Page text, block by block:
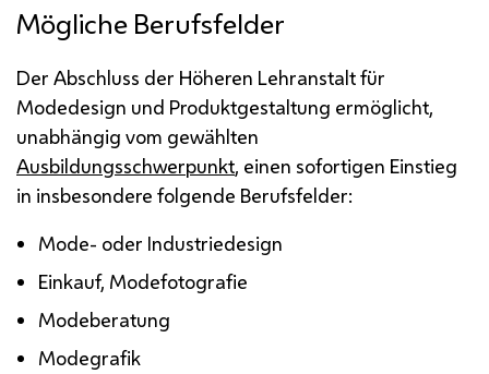
Mögliche Berufsfelder
Der Abschluss der Höheren Lehranstalt für
Modedesign und Produktgestaltung ermöglicht,
unabhängig vom gewählten
Ausbildungsschwerpunkt, einen sofortigen Einstieg
in insbesondere folgende Berufsfelder:
Mode- oder Industriedesign
Einkauf, Modefotografie
Modeberatung
Modegrafik